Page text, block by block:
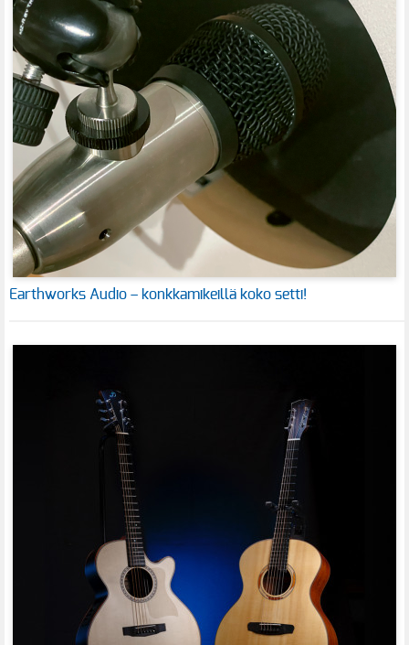
Earthworks Audio – konkkamikeillä koko setti!